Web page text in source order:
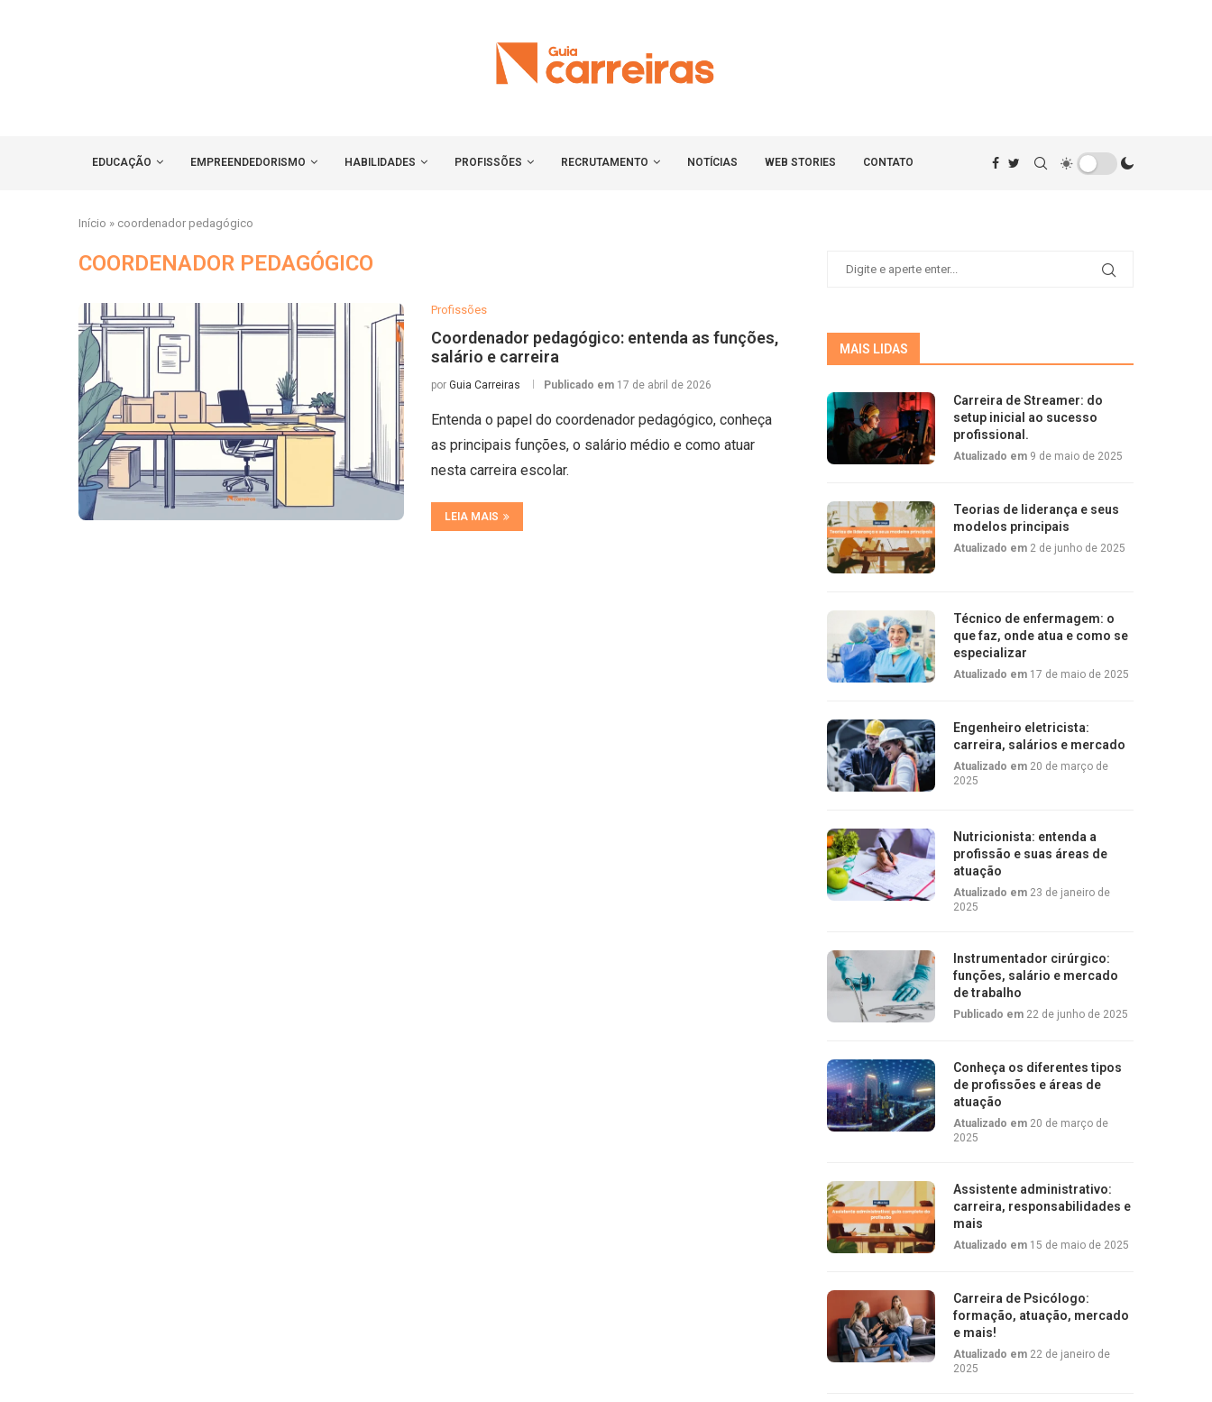
EDUCAÇÃO EMPREENDEDORISMO HABILIDADES PROFISSÕES RECRUTAMENTO NOTÍCIAS WEB STORIES CONTATO
Início » coordenador pedagógico
COORDENADOR PEDAGÓGICO
Profissões
Coordenador pedagógico: entenda as funções,
salário e carreira
por Guia Carreiras Publicado em 17 de abril de 2026
Entenda o papel do coordenador pedagógico, conheça
as principais funções, o salário médio e como atuar
nesta carreira escolar.
LEIA MAIS
MAIS LIDAS
Carreira de Streamer: do
setup inicial ao sucesso
profissional.
Atualizado em 9 de maio de 2025
Teorias de liderança e seus
modelos principais
Atualizado em 2 de junho de 2025
Técnico de enfermagem: o
que faz, onde atua e como se
especializar
Atualizado em 17 de maio de 2025
Engenheiro eletricista:
carreira, salários e mercado
Atualizado em 20 de março de
2025
Nutricionista: entenda a
profissão e suas áreas de
atuação
Atualizado em 23 de janeiro de
2025
Instrumentador cirúrgico:
funções, salário e mercado
de trabalho
Publicado em 22 de junho de 2025
Conheça os diferentes tipos
de profissões e áreas de
atuação
Atualizado em 20 de março de
2025
Assistente administrativo:
carreira, responsabilidades e
mais
Atualizado em 15 de maio de 2025
Carreira de Psicólogo:
formação, atuação, mercado
e mais!
Atualizado em 22 de janeiro de
2025